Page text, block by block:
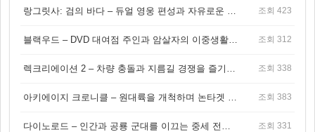
조회 423
조회 312
조회 338
조회 383
조회 331